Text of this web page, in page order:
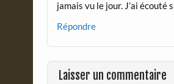
jamais vu le jour. J’ai écouté
Répondre
Laisser un commentaire